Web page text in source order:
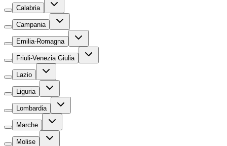
Calabria
Campania
Emilia-Romagna
Friuli-Venezia Giulia
Lazio
Liguria
Lombardia
Marche
Molise